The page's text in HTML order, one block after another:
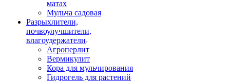
матах
Мульча садовая
Разрыхлители,
почвоулучшители,
влагоудержатели
Агроперлит
Вермикулит
Кора для мульчирования
Гидрогель для растений